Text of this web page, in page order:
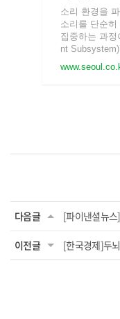
소리 환경을
소리를 단순
집중하는 과
nt
다음글
이전글